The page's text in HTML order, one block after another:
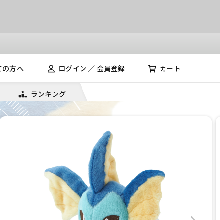
の方へ ログイン ／ 会員登録 カート
ランキング